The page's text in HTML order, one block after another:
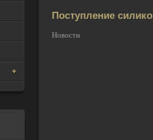
Поступление
Новости